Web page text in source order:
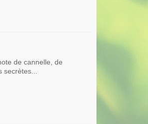
de cannelle, de